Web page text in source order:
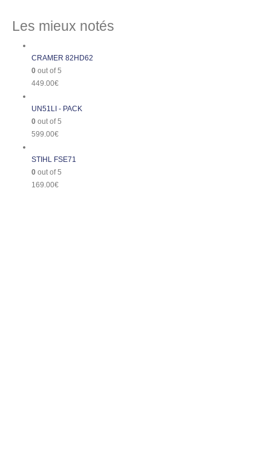
Les mieux notés
CRAMER 82HD62
0 out of 5
449.00€
UN51LI - PACK
0 out of 5
599.00€
STIHL FSE71
0 out of 5
169.00€